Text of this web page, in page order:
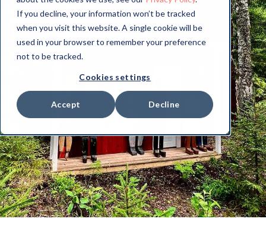
If you decline, your information won’t be tracked
when you visit this website. A single cookie will be
used in your browser to remember your preference
not to be tracked.
Cookies settings
Accept Decline